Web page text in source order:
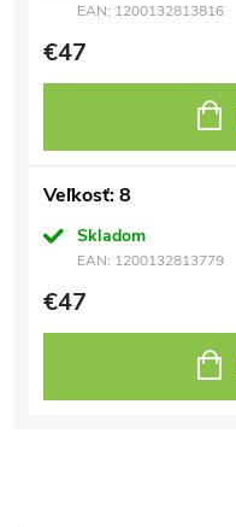
EAN: 1200132813816
€47
Veľkosť: 8
Skladom
EAN: 1200132813779
€47